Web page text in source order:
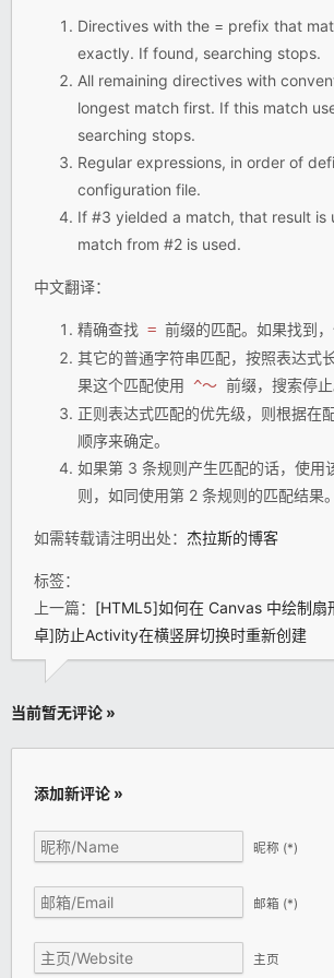
Directives with the = prefix that
exactly. If found, searching stops.
All remaining directives with
longest match first. If this match
searching stops.
Regular expressions, in order of
configuration file.
If #3 yielded a match, that result is
match from #2 is used.
中文翻译：
精确查找 = 前缀的匹配。如果找到
其它的普通字符串匹配，按照表达式
果这个匹配使用 ^〜 前缀，搜索停止
正则表达式匹配的优先级，则根据在
顺序来确定。
如果第 3 条规则产生匹配的话，使用
则，如同使用第 2 条规则的匹配结果。
如需转载请注明出处： 杰拉斯的博客
标签：
上一篇： [HTML5]如何在 Canvas 中绘制扇
卓]防止Activity在横竖屏切换时重新创建
当前暂无评论 »
添加新评论 »
昵称 (*)
邮箱 (*)
主页